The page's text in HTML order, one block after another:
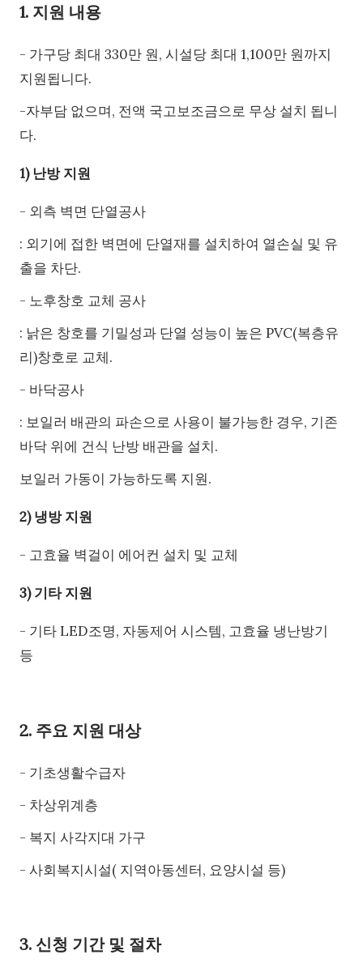
1. 지원 내용
- 가구당 최대 330만 원, 시설당 최대 1,100만 원까지
지원됩니다.
-자부담 없으며, 전액 국고보조금으로 무상 설치 됩니
다.
1) 난방 지원
- 외측 벽면 단열공사
: 외기에 접한 벽면에 단열재를 설치하여 열손실 및 유
출을 차단.
- 노후창호 교체 공사
: 낡은 창호를 기밀성과 단열 성능이 높은 PVC(복층유
리)창호로 교체.
- 바닥공사
: 보일러 배관의 파손으로 사용이 불가능한 경우, 기존
바닥 위에 건식 난방 배관을 설치.
보일러 가동이 가능하도록 지원.
2) 냉방 지원
- 고효율 벽걸이 에어컨 설치 및 교체
3) 기타 지원
- 기타 LED조명, 자동제어 시스템, 고효율 냉난방기
등
2. 주요 지원 대상
- 기초생활수급자
- 차상위계층
- 복지 사각지대 가구
- 사회복지시설( 지역아동센터, 요양시설 등)
3. 신청 기간 및 절차